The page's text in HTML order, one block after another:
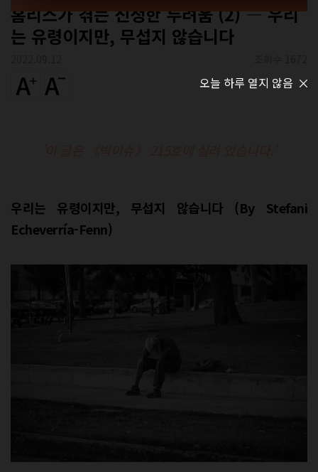
홈리스가 겪는 진정한 두려움 (2) ― 우리
는 유령이지만, 무섭지 않습니다
우리는 유령이지만, 무섭지 않습니다 (By Stefani
Echeverría-Fenn)
오늘 하루 열지 않음